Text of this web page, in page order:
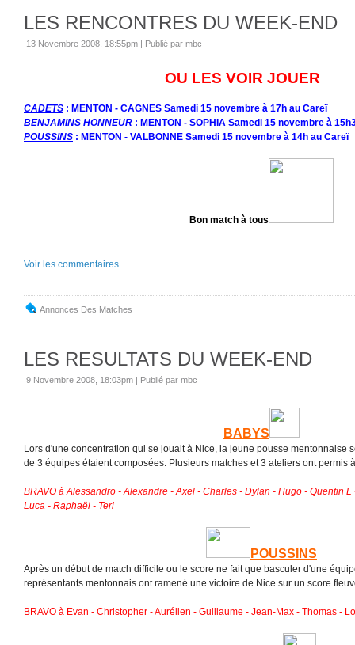
LES RENCONTRES DU WEEK-END
13 Novembre 2008, 18:55pm | Publié par mbc
OU LES VOIR JOUER
CADETS : MENTON - CAGNES Samedi 15 novembre à 17h au Careï
BENJAMINS HONNEUR : MENTON - SOPHIA Samedi 15 novembre à
POUSSINS : MENTON - VALBONNE Samedi 15 novembre à 14h au Careï
Bon match à tous
Voir les commentaires
Annonces Des Matches
LES RESULTATS DU WEEK-END
9 Novembre 2008, 18:03pm | Publié par mbc
BABYS
Lors d'une concentration qui se jouait à Nice, la jeune pousse mentonnaise
de 3 équipes étaient composées. Plusieurs matches et 3 ateliers ont permis
BRAVO à Alessandro - Alexandre - Axel - Charles - Dylan - Hugo - Quentin
Luca - Raphaël - Teri
POUSSINS
Après un début de match difficile ou le score ne fait que basculer d'une
représentants mentonnais ont ramené une victoire de Nice sur un score
BRAVO à Evan - Christopher - Aurélien - Guillaume - Jean-Max - Thomas -